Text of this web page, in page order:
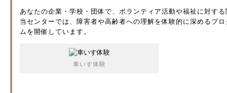
あなたの企業・学校・団体で、ボランティア活動や福祉に対す
当センターでは、障害者や高齢者への理解を体験的に深めるプ
ムを開催しています。
車いす体験